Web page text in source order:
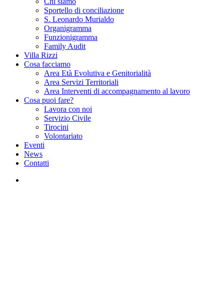
Sportello di conciliazione
S. Leonardo Murialdo
Organigramma
Funzionigramma
Family Audit
Villa Rizzi
Cosa facciamo
Area Età Evolutiva e Genitorialità
Area Servizi Territoriali
Area Interventi di accompagnamento al lavoro
Cosa puoi fare?
Lavora con noi
Servizio Civile
Tirocini
Volontariato
Eventi
News
Contatti